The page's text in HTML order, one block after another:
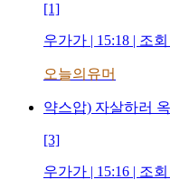
[1]
우가가 | 15:18 | 조회
오늘의유머
약스압) 자살하러
[3]
우가가 | 15:16 | 조회